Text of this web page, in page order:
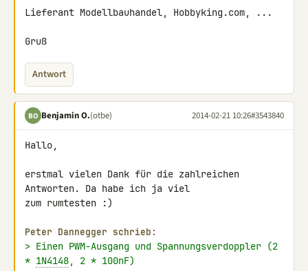
Lieferant Modellbauhandel, Hobbyking.com, ...
Gruß
Antwort
BO Benjamin O.(otbe) 2014-02-21 10:26#3543840
Hallo,
erstmal vielen Dank für die zahlreichen
Antworten. Da habe ich ja viel
zum rumtesten :)
Peter Dannegger schrieb:
> Einen PWM-Ausgang und Spannungsverdoppler (2
* 1N4148, 2 * 100nF)